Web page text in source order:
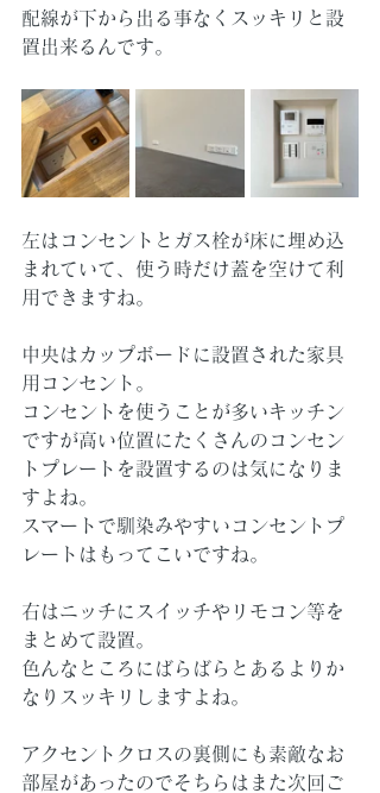
配線が下から出る事なくスッキリと設
置出来るんです。
左はコンセントとガス栓が床に埋め込
まれていて、使う時だけ蓋を空けて利
用できますね。
中央はカップボードに設置された家具
用コンセント。
コンセントを使うことが多いキッチン
ですが高い位置にたくさんのコンセン
トプレートを設置するのは気になりま
すよね。
スマートで馴染みやすいコンセントプ
レートはもってこいですね。
右はニッチにスイッチやリモコン等を
まとめて設置。
色んなところにばらばらとあるよりか
なりスッキリしますよね。
アクセントクロスの裏側にも素敵なお
部屋があったのでそちらはまた次回ご